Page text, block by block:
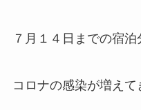
７月１４日までの宿泊
コロナの感染が増えて